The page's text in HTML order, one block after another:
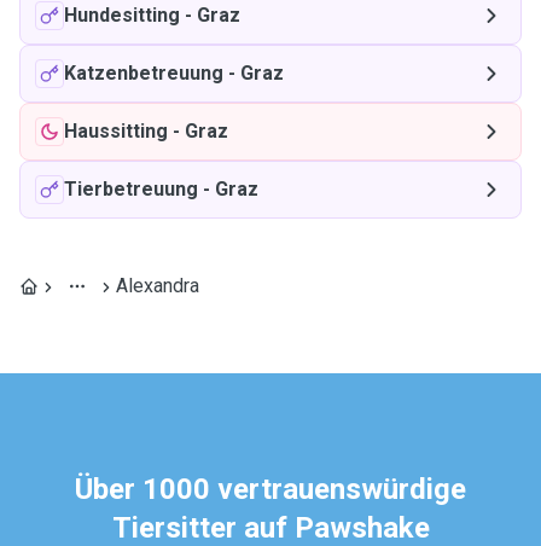
Hundesitting - Graz
Katzenbetreuung - Graz
Haussitting - Graz
Tierbetreuung - Graz
Alexandra
Über 1000 vertrauenswürdige
Tiersitter auf Pawshake